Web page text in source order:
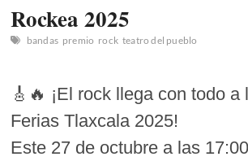
Rockea 2025
bandas premio rock teatro del pueblo
🎸🔥 ¡El rock llega con todo a
Ferias Tlaxcala 2025!
Este 27 de octubre a las